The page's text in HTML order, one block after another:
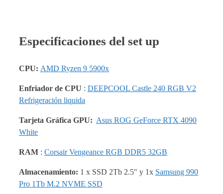
Especificaciones del set up
CPU: AMD Ryzen 9 5900x
Enfriador de CPU : DEEPCOOL Castle 240 RGB V2
Refrigeración liquida
Tarjeta Gráfica GPU: Asus ROG GeForce RTX 4090
White
RAM : Corsair Vengeance RGB DDR5 32GB
Almacenamiento: 1 x SSD 2Tb 2.5″ y 1x Samsung 990
Pro 1Tb M.2 NVME SSD